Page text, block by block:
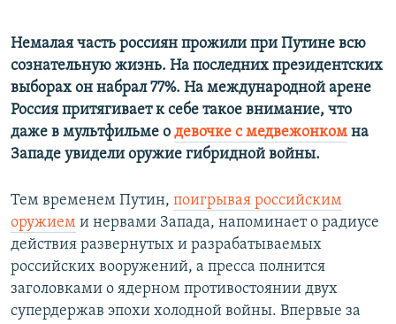
Немалая часть россиян прожили при Путине всю
сознательную жизнь. На последних президентских
выборах он набрал 77%. На международной арене
Россия притягивает к себе такое внимание, что
даже в мультфильме о девочке с медвежонком на
Западе увидели оружие гибридной войны.
Тем временем Путин, поигрывая российским
оружием и нервами Запада, напоминает о радиусе
действия развернутых и разрабатываемых
российских вооружений, а пресса полнится
заголовками о ядерном противостоянии двух
супердержав эпохи холодной войны. Впервые за